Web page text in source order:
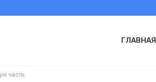
ГЛАВНАЯ
часть.